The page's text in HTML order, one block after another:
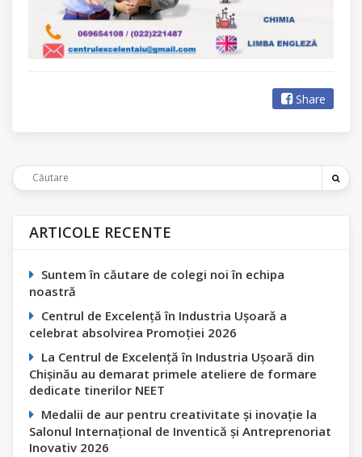
Share
ARTICOLE RECENTE
Suntem în căutare de colegi noi în echipa
noastră
Centrul de Excelență în Industria Ușoară a
celebrat absolvirea Promoției 2026
La Centrul de Excelență în Industria Ușoară din
Chișinău au demarat primele ateliere de formare
dedicate tinerilor NEET
Medalii de aur pentru creativitate și inovație la
Salonul Internațional de Inventică și Antreprenoriat
Inovativ 2026